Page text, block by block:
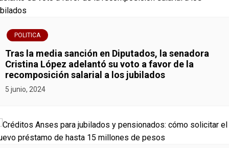
POLITICA
Tras la media sanción en Diputados, la senadora
Cristina López adelantó su voto a favor de la
recomposición salarial a los jubilados
5 junio, 2024